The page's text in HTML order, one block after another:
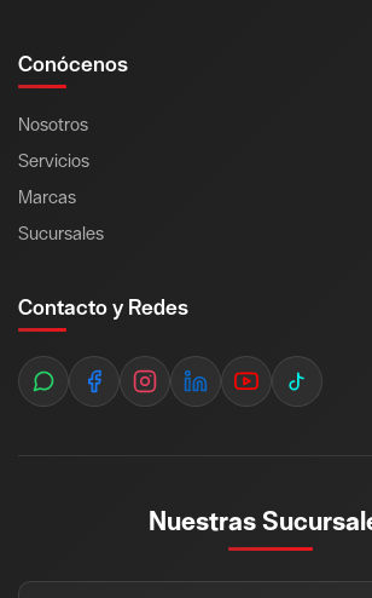
Conócenos
Nosotros
Servicios
Marcas
Sucursales
Contacto y Redes
Nuestras